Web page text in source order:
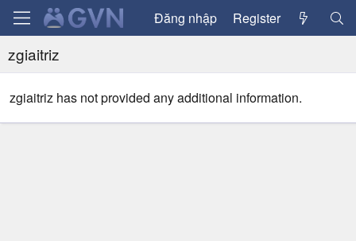
Đăng nhập Register
zgiaitriz
zgiaitriz has not provided any additional information.